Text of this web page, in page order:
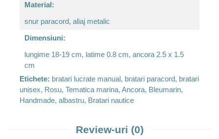
Material:
snur paracord, aliaj metalic
Dimensiuni:
lungime 18-19 cm, latime 0.8 cm, ancora 2.5 x 1.5
cm
Etichete: bratari lucrate manual, bratari paracord, bratari
unisex, Rosu, Tematica marina, Ancora, Bleumarin,
Handmade, albastru, Bratari nautice
Review-uri (0)